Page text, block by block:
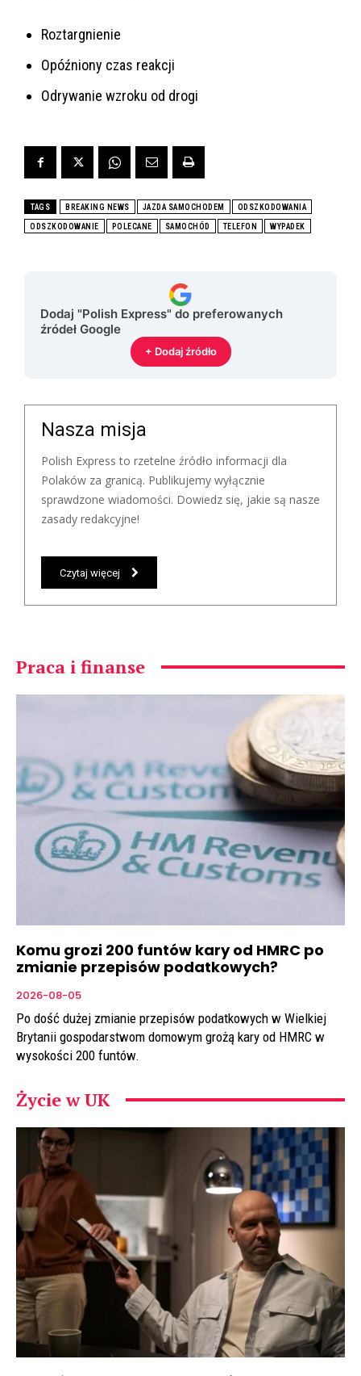
Roztargnienie
Opóźniony czas reakcji
Odrywanie wzroku od drogi
TAGS BREAKING NEWS JAZDA SAMOCHODEM ODSZKODOWANIA
ODSZKODOWANIE POLECANE SAMOCHÓD TELEFON WYPADEK
Dodaj "Polish Express" do preferowanych
źródeł Google
+ Dodaj źródło
Nasza misja
Polish Express to rzetelne źródło informacji dla
Polaków za granicą. Publikujemy wyłącznie
sprawdzone wiadomości. Dowiedz się, jakie są nasze
zasady redakcyjne!
Czytaj więcej
Praca i finanse
Komu grozi 200 funtów kary od HMRC po
zmianie przepisów podatkowych?
2026-08-05
Po dość dużej zmianie przepisów podatkowych w Wielkiej
Brytanii gospodarstwom domowym grożą kary od HMRC w
wysokości 200 funtów.
Życie w UK